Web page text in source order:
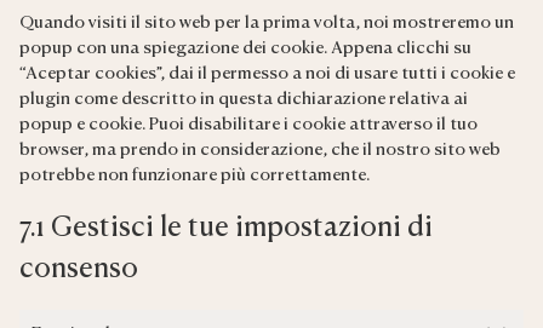
Quando visiti il sito web per la prima volta, noi mostreremo un
popup con una spiegazione dei cookie. Appena clicchi su
“Aceptar cookies”, dai il permesso a noi di usare tutti i cookie e
plugin come descritto in questa dichiarazione relativa ai
popup e cookie. Puoi disabilitare i cookie attraverso il tuo
browser, ma prendo in considerazione, che il nostro sito web
potrebbe non funzionare più correttamente.
7.1 Gestisci le tue impostazioni di
consenso